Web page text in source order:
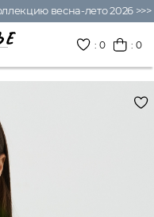
весна-лето 2026 >>>
:0 : 0